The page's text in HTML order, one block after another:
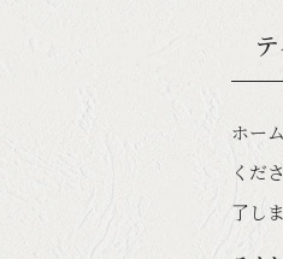
ホー
くだ
了しま